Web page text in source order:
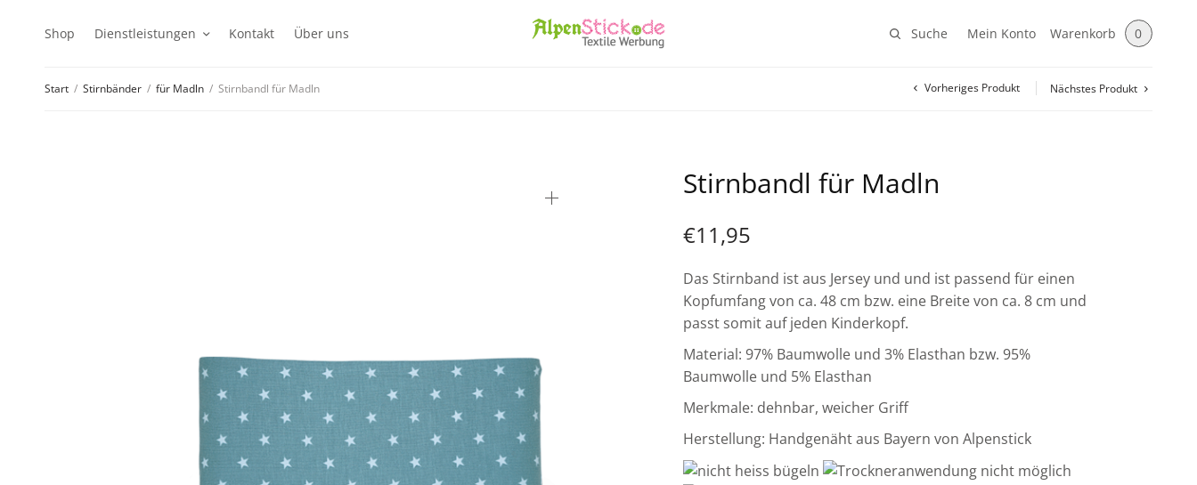
Shop Dienstleistungen Kontakt Über uns Suche Mein Konto Warenkorb 0
Start / Stirnbänder / für Madln / Stirnbandl für Madln Vorheriges Produkt Nächstes Produkt
Stirnbandl für Madln
€11,95
Das Stirnband ist aus Jersey und und ist passend für einen
Kopfumfang von ca. 48 cm bzw. eine Breite von ca. 8 cm und
passt somit auf jeden Kinderkopf.
Material: 97% Baumwolle und 3% Elasthan bzw. 95%
Baumwolle und 5% Elasthan
Merkmale: dehnbar, weicher Griff
Herstellung: Handgenäht aus Bayern von Alpenstick